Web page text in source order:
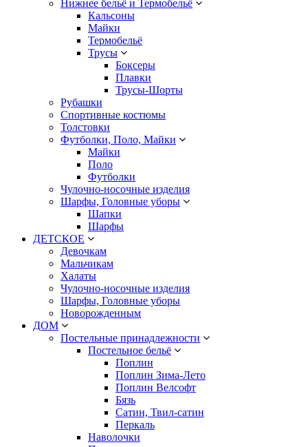
Нижнее бельё и Термобельё
Кальсоны
Майки
Термобельё
Трусы
Боксеры
Плавки
Трусы-Шорты
Рубашки
Спортивные костюмы
Толстовки
Футболки, Поло, Майки
Майки
Поло
Футболки
Чулочно-носочные изделия
Шарфы, Головные уборы
Шапки
Шарфы
ДЕТСКОЕ
Девочкам
Мальчикам
Халаты
Чулочно-носочные изделия
Шарфы, Головные уборы
Новорожденным
ДОМ
Постельные принадлежности
Постельное бельё
Поплин
Поплин Зима-Лето
Поплин Велсофт
Бязь
Сатин, Твил-сатин
Перкаль
Наволочки